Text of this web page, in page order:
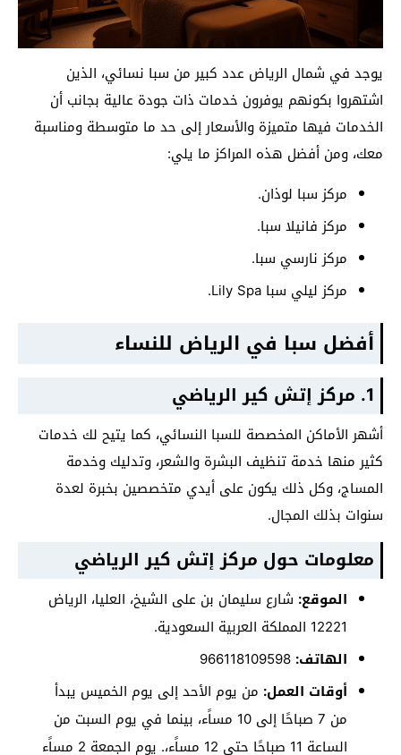
يوجد في شمال الرياض عدد كبير من سبا نسائي، الذين
اشتهروا بكونهم يوفرون خدمات ذات جودة عالية بجانب أن
الخدمات فيها متميزة والأسعار إلى حد ما متوسطة ومناسبة
معك، ومن أفضل هذه المراكز ما يلي:
مركز سبا لوذان.
مركز فانيلا سبا.
مركز نارسي سبا.
مركز ليلي سبا Lily Spa.
أفضل سبا في الرياض للنساء
1. مركز إتش كير الرياضي
أشهر الأماكن المخصصة للسبا النسائي، كما يتيح لك خدمات
كثير منها خدمة تنظيف البشرة والشعر، وتدليك وخدمة
المساج، وكل ذلك يكون على أيدي متخصصين بخبرة لعدة
سنوات بذلك المجال.
معلومات حول مركز إتش كير الرياضي
الموقع: شارع سليمان بن على الشيخ، العليا، الرياض
12221 المملكة العربية السعودية.
الهاتف:
أوقات العمل: من يوم الأحد إلى يوم الخميس يبدأ
من 7 صباحًا إلى 10 مساًء، بينما في يوم السبت من
الساعة 11 صباحًا حتى 12 مساًء،. يوم الجمعة 2 مساًء